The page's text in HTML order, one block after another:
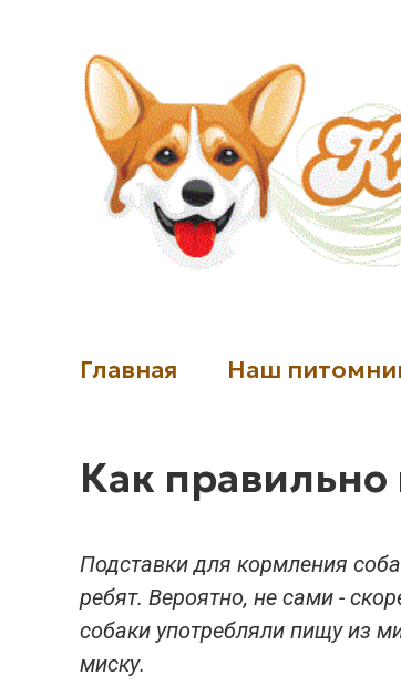
Главная Наш
Как правильно
Подставки для кормления
ребят. Вероятно, не сами -
собаки употребляли пищу из
миску.